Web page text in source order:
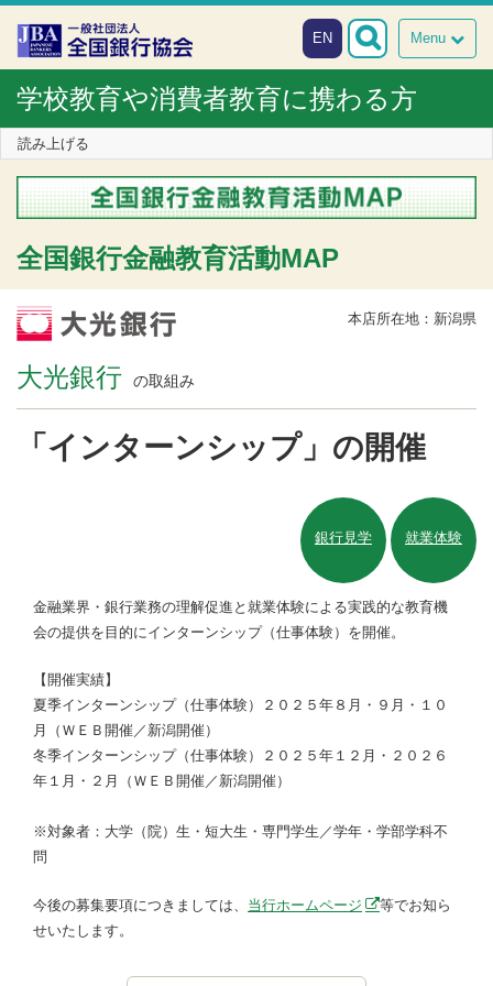
本文へスキップ
障がい者向け相談窓口
Menu
EN
学校教育や消費者教育に携わる方
読み上げる
全国銀行金融教育活動MAP
本店所在地：新潟県
大光銀行 の取組み
「インターンシップ」の開催
銀行見学 就業体験
金融業界・銀行業務の理解促進と就業体験による実践的な教育機
会の提供を目的にインターンシップ（仕事体験）を開催。
【開催実績】
夏季インターンシップ（仕事体験）２０２５年８月・９月・１０
月（ＷＥＢ開催／新潟開催）
冬季インターンシップ（仕事体験）２０２５年１２月・２０２６
年１月・２月（ＷＥＢ開催／新潟開催）
※対象者：大学（院）生・短大生・専門学生／学年・学部学科不
問
今後の募集要項につきましては、 当行ホームページ
等でお知ら
せいたします。